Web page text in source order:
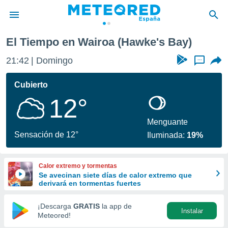
de
por
se
calidad.
a este
las
y
forma
digital
basada
El Tiempo en Wairoa (Hawke's Bay)
21:42 Domingo ...
Cubierto
12°
Sensación de 12°
Menguante
Iluminada: 19%
Calor extremo y tormentas
Se avecinan siete días de calor extremo que
derivará en tormentas fuertes
¡Descarga GRATIS la app de
Meteored!
Instalar